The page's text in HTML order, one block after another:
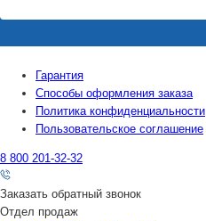
Гарантия
Способы оформления заказа
Политика конфиденциальности
Пользовательское соглашение
8 800 201-32-32
Заказать обратный звонок
Отдел продаж